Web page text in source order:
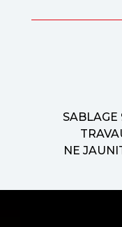
SABLAGE
NE